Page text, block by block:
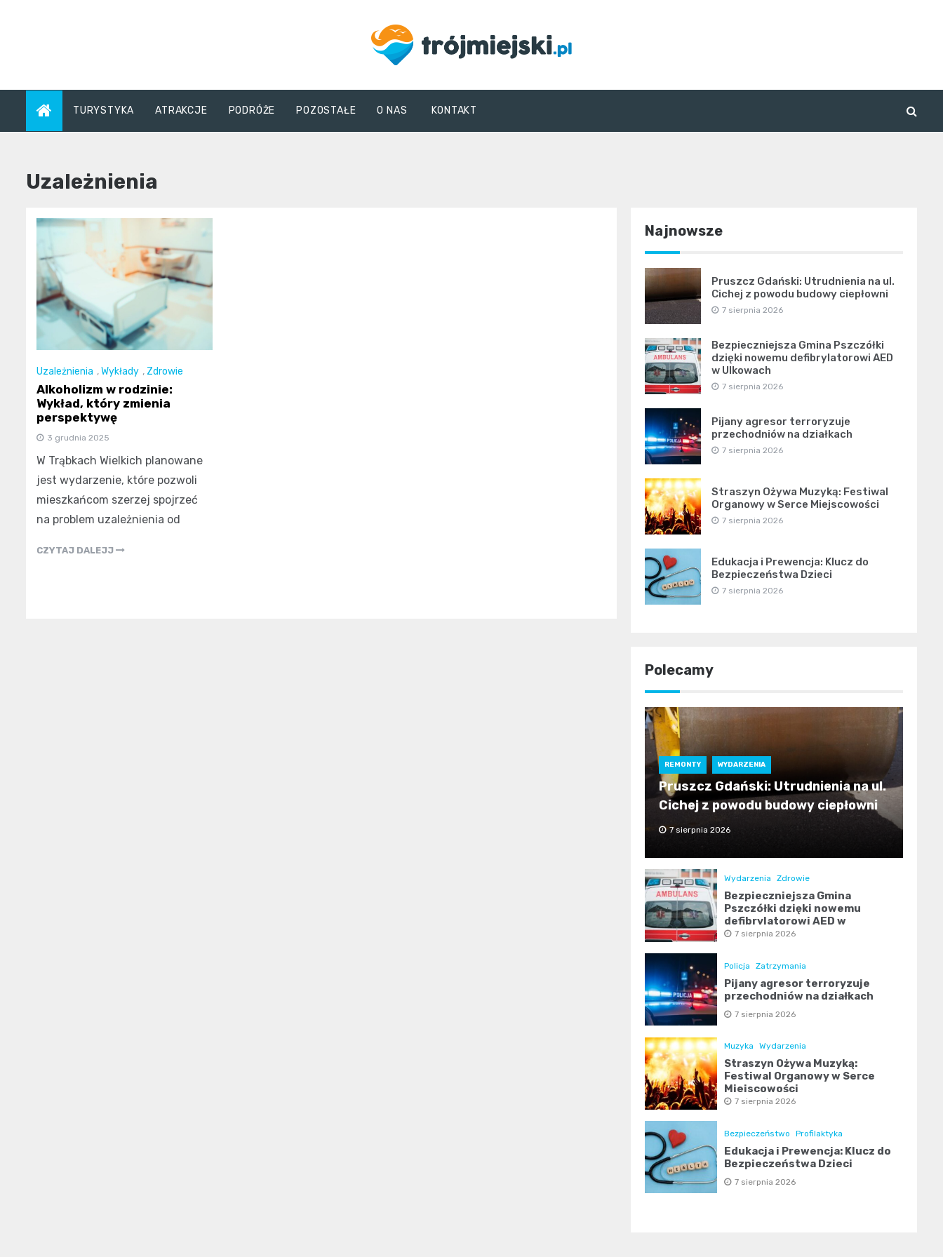
trojmiejski.pl
TURYSTYKA ATRAKCJE PODRÓŻE POZOSTAŁE O NAS KONTAKT
Uzależnienia
Uzależnienia ,Wykłady , Zdrowie
Alkoholizm w rodzinie:
Wykład, który zmienia
perspektywę
3 grudnia 2025
W Trąbkach Wielkich planowane
jest wydarzenie, które pozwoli
mieszkańcom szerzej spojrzeć
na problem uzależnienia od
CZYTAJ DALEJJ
Najnowsze
Pruszcz Gdański: Utrudnienia na ul.
Cichej z powodu budowy ciepłowni
7 sierpnia 2026
Bezpieczniejsza Gmina Pszczółki
dzięki nowemu defibrylatorowi AED
w Ulkowach
7 sierpnia 2026
Pijany agresor terroryzuje
przechodniów na działkach
7 sierpnia 2026
Straszyn Ożywa Muzyką: Festiwal
Organowy w Serce Miejscowości
7 sierpnia 2026
Edukacja i Prewencja: Klucz do
Bezpieczeństwa Dzieci
7 sierpnia 2026
Polecamy
REMONTY WYDARZENIA
Pruszcz Gdański: Utrudnienia na ul.
Cichej z powodu budowy ciepłowni
7 sierpnia 2026
Wydarzenia Zdrowie
Bezpieczniejsza Gmina
Pszczółki dzięki nowemu
defibrylatorowi AED w
Ulkowach
7 sierpnia 2026
Policja Zatrzymania
Pijany agresor terroryzuje
przechodniów na działkach
7 sierpnia 2026
Muzyka Wydarzenia
Straszyn Ożywa Muzyką:
Festiwal Organowy w Serce
Miejscowości
7 sierpnia 2026
Bezpieczeństwo Profilaktyka
Edukacja i Prewencja: Klucz do
Bezpieczeństwa Dzieci
7 sierpnia 2026